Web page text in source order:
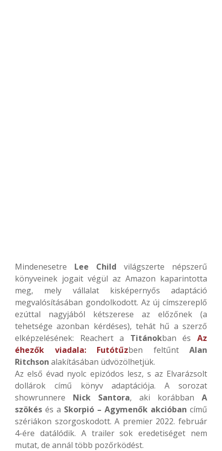
Mindenesetre Lee Child világszerte népszerű
könyveinek jogait végül az Amazon kaparintotta
meg, mely vállalat kisképernyős adaptáció
megvalósításában gondolkodott. Az új címszereplő
ezúttal nagyjából kétszerese az előzőnek (a
tehetsége azonban kérdéses), tehát hű a szerző
elképzelésének: Reachert a Titánokban ésAz
éhezők viadala: Futótűzben feltűnt Alan
Ritchson alakításában üdvözölhetjük.
Az első évad nyolc epizódos lesz, s az Elvarázsolt
dollárok című könyv adaptációja. A sorozat
showrunnere Nick Santora, aki korábban A
szökés és a Skorpió – Agymenők akcióban című
szériákon szorgoskodott. A premier 2022. február
4-ére datálódik. A trailer sok eredetiséget nem
mutat, de annál több pozőrködést.